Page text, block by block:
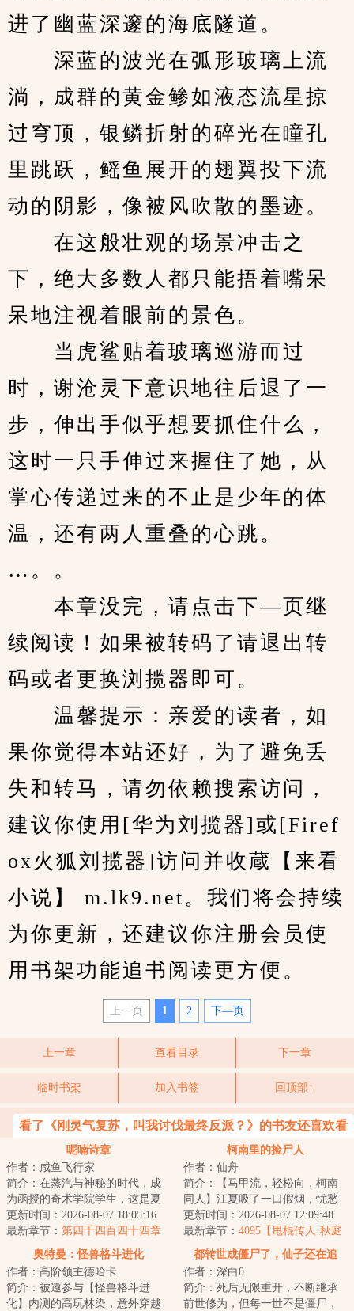
进了幽蓝深邃的海底隧道。
深蓝的波光在弧形玻璃上流
淌，成群的黄金鲹如液态流星掠
过穹顶，银鳞折射的碎光在瞳孔
里跳跃，鳐鱼展开的翅翼投下流
动的阴影，像被风吹散的墨迹。
在这般壮观的场景冲击之
下，绝大多数人都只能捂着嘴呆
呆地注视着眼前的景色。
当虎鲨贴着玻璃巡游而过
时，谢沧灵下意识地往后退了一
步，伸出手似乎想要抓住什么，
这时一只手伸过来握住了她，从
掌心传递过来的不止是少年的体
温，还有两人重叠的心跳。
…。。
本章没完，请点击下—页继
续阅读！如果被转码了请退出转
码或者更换浏揽器即可。
温馨提示：亲爱的读者，如
果你觉得本站还好，为了避免丢
失和转马，请勿依赖搜索访问，
建议你使用[华为刘揽器]或[Firef
ox火狐刘揽器]访问并收蔵【来看
小说】 m.lk9.net。我们将会持续
为你更新，还建议你注册会员使
用书架功能追书阅读更方便。
上一页 1 2 下—页
上一章 查看目录 下一章
临时书架 加入书签 回顶部↑
看了《刚灵气复苏，叫我讨伐最终反派？》的书友还喜欢看
呢喃诗章
作者：咸鱼飞行家
简介：在蒸汽与神秘的时代，成
为函授的奇术学院学生，这是夏
德没想过的事情。耳边呢喃的声
音奏响，谁人在...
更新时间：2026-08-07 18:05:16
最新章节： 第四千四百四十四章
内场剧院
柯南里的捡尸人
作者：仙舟
简介：【马甲流，轻松向，柯南
同人】江夏吸了一口假烟，忧愁
地吐出烟圈：“我只想蹭点案子捡
捡尸，没想到...
更新时间：2026-08-07 12:09:48
最新章节： 4095【甩棍传人·秋庭
怜子】
奥特曼：怪兽格斗进化
作者：高阶领主德哈卡
简介：被邀参与【怪兽格斗进
化】内测的高玩林染，意外穿越
都转世成僵尸了，仙子还在追
作者：深白0
简介：死后无限重开，不断继承
前世修为，但每一世不是僵尸，